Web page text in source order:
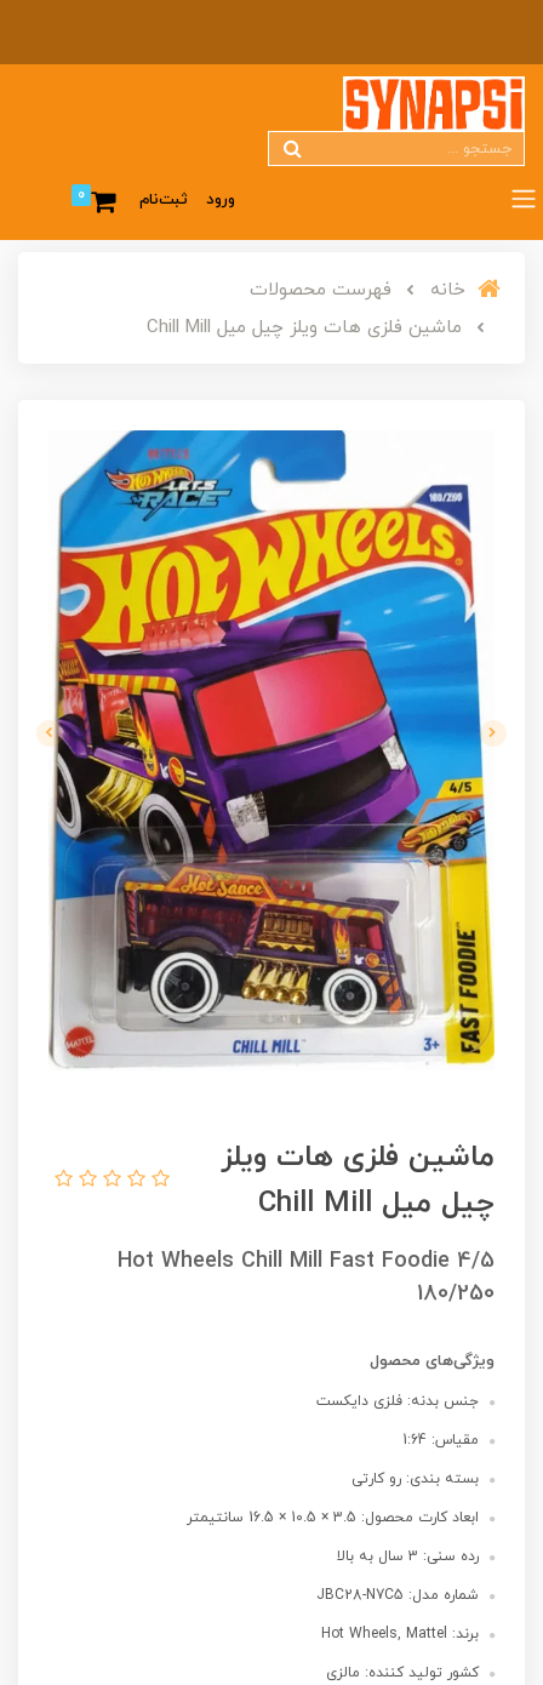
ورود ثبت‌نام 0
خانه
فهرست محصولات
ماشین فلزی هات ویلز چیل میل Chill Mill
ماشین فلزی هات ویلز
چیل میل Chill Mill
Hot Wheels Chill Mill Fast Foodie 4/5
180/250
ویژگی‌های محصول
جنس بدنه: فلزی دایکست
مقیاس: 1:64
بسته بندی: رو کارتی
ابعاد کارت محصول: 3.5 × 10.5 × 16.5 سانتیمتر
رده سنی: 3 سال به بالا
شماره مدل: JBC28-N7C5
برند: Hot Wheels, Mattel
کشور تولید کننده: مالزی